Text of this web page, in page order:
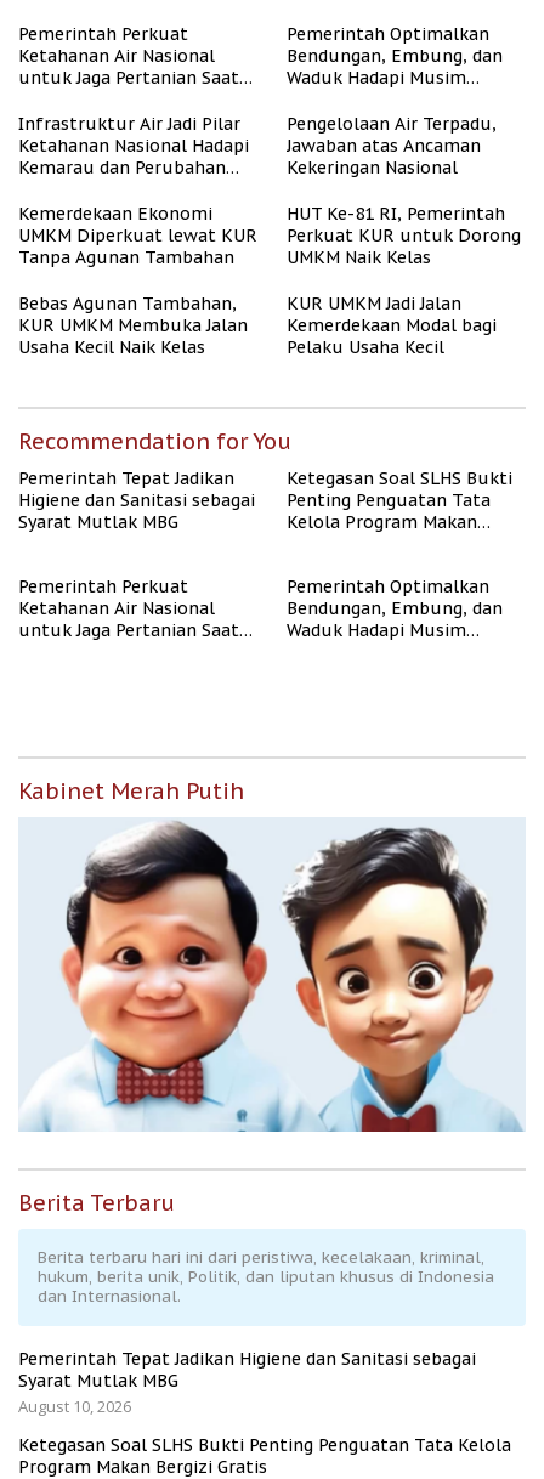
Pemerintah Perkuat
Ketahanan Air Nasional
untuk Jaga Pertanian Saat
Pemerintah Optimalkan
Bendungan, Embung, dan
Waduk Hadapi Musim
Infrastruktur Air Jadi Pilar
Ketahanan Nasional Hadapi
Kemarau dan Perubahan
Pengelolaan Air Terpadu,
Jawaban atas Ancaman
Kekeringan Nasional
Kemerdekaan Ekonomi
UMKM Diperkuat lewat KUR
Tanpa Agunan Tambahan
HUT Ke-81 RI, Pemerintah
Perkuat KUR untuk Dorong
UMKM Naik Kelas
Bebas Agunan Tambahan,
KUR UMKM Membuka Jalan
Usaha Kecil Naik Kelas
KUR UMKM Jadi Jalan
Kemerdekaan Modal bagi
Pelaku Usaha Kecil
Recommendation for You
Pemerintah Tepat Jadikan
Higiene dan Sanitasi sebagai
Syarat Mutlak MBG
Ketegasan Soal SLHS Bukti
Penting Penguatan Tata
Kelola Program Makan
Pemerintah Perkuat
Ketahanan Air Nasional
untuk Jaga Pertanian Saat
Pemerintah Optimalkan
Bendungan, Embung, dan
Waduk Hadapi Musim
Kabinet Merah Putih
Berita Terbaru
Berita terbaru hari ini dari peristiwa, kecelakaan, kriminal,
hukum, berita unik, Politik, dan liputan khusus di Indonesia
dan Internasional.
Pemerintah Tepat Jadikan Higiene dan Sanitasi sebagai
Syarat Mutlak MBG
August 10, 2026
Ketegasan Soal SLHS Bukti Penting Penguatan Tata Kelola
Program Makan Bergizi Gratis